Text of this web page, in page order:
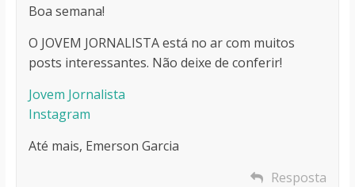
Boa semana!
O JOVEM JORNALISTA está no ar com muitos
posts interessantes. Não deixe de conferir!
Jovem Jornalista
Instagram
Até mais, Emerson Garcia
Resposta